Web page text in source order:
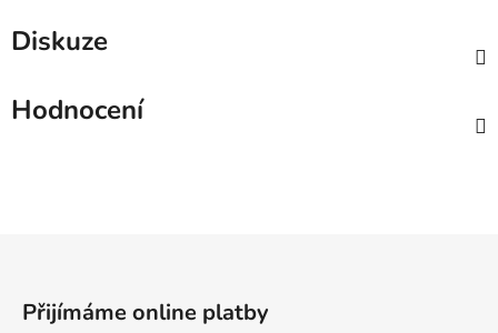
Diskuze
Hodnocení
Přijímáme online platby